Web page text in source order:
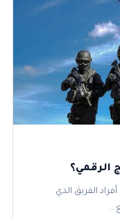
الرقمي؟
الفريق الذي